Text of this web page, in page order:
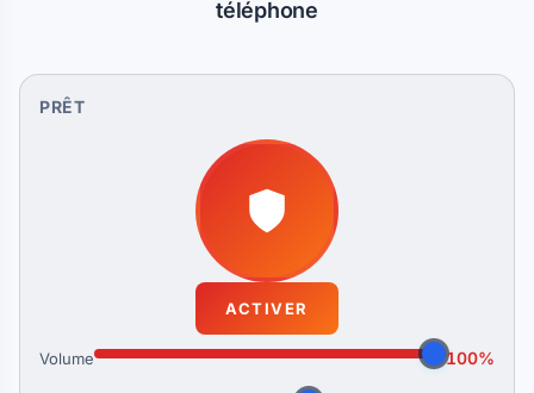
téléphone
PRÊT
ACTIVER
Volume 100%